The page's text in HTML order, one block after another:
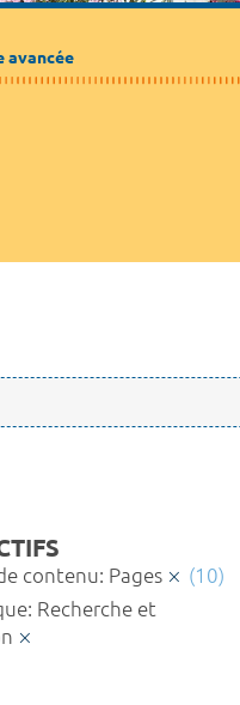
avancée
contenu: Pages
(10)
Recherche et